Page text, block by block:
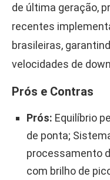
de última geração,
recentes
brasileiras,
velocidades de
Prós e Contras
Prós: Equilíbrio
de ponta;
processamento
com brilho de